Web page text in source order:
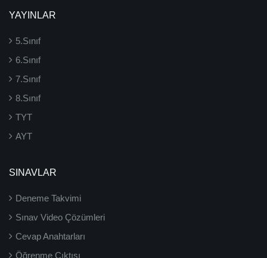
YAYINLAR
5.Sınıf
6.Sınıf
7.Sınıf
8.Sınıf
TYT
AYT
SINAVLAR
Deneme Takvimi
Sınav Video Çözümleri
Cevap Anahtarları
Öğrenme Çıktısı